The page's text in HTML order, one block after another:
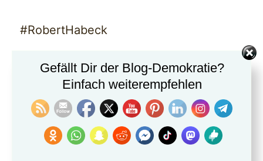
#RobertHabeck
#FriedrichMerz
#FriedrichMerz
Gefällt Dir der Blog-Demokratie?
Einfach weiterempfehlen